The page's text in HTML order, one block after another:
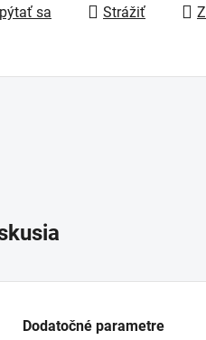
sa Strážiť
Dodatočné parametre